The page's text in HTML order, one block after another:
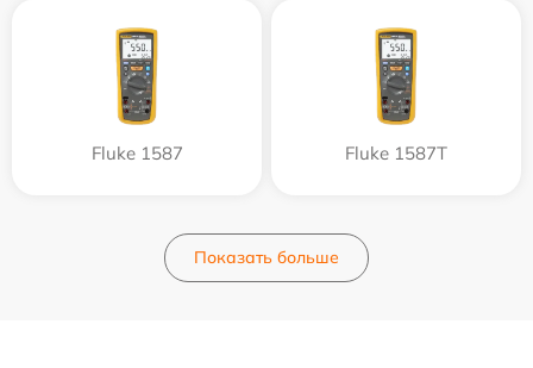
Fluke 1587 Fluke 1587T
Показать больше